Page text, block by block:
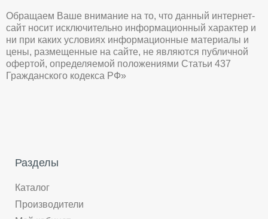
Обращаем Ваше внимание на то, что данный интернет-
сайт носит исключительно информационный характер и
ни при каких условиях информационные материалы и
цены, размещенные на сайте, не являются публичной
офертой, определяемой положениями Статьи 437
Гражданского кодекса РФ»
Разделы
Каталог
Производители